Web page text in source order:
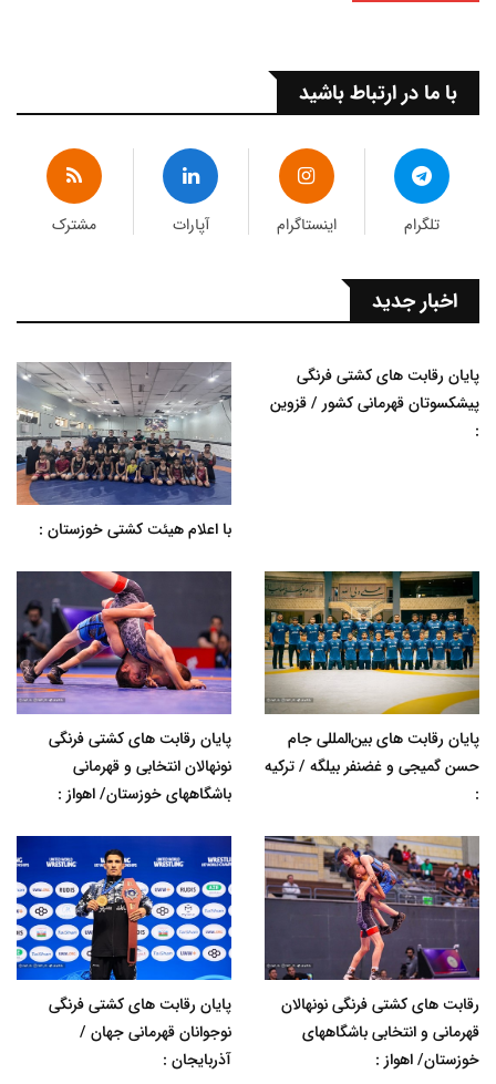
با ما در ارتباط باشید
تلگرام اینستاگرام آپارات مشترک
اخبار جدید
پایان رقابت های کشتی فرنگی
پیشکسوتان قهرمانی کشور / قزوین
:
با اعلام هیئت کشتی خوزستان :
پایان رقابت های بین‌المللی جام
حسن گمیجی و غضنفر بیلگه / ترکیه
:
پایان رقابت های کشتی فرنگی
نونهالان انتخابی و قهرمانی
باشگاههای خوزستان/ اهواز :
رقابت های کشتی فرنگی نونهالان
قهرمانی و انتخابی باشگاههای
خوزستان/ اهواز :
پایان رقابت های کشتی فرنگی
نوجوانان قهرمانی جهان /
آذربایجان :